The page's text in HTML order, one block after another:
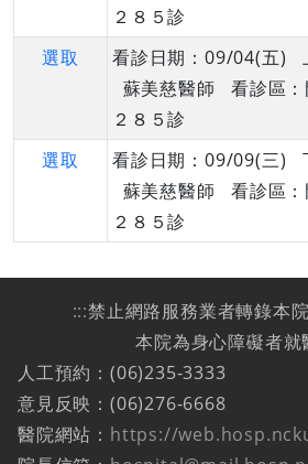
２８５診
選取
看診日期：09/04(五)
蘇美慈醫師 看診區：
２８５診
選取
看診日期：09/09(三)
蘇美慈醫師 看診區：
２８５診
:::禁止網路服務業者轉錄本
本院為身心障礙者就
人工預約：(06)235-3333
意見反映：(06)276-6668
醫院網站： https://